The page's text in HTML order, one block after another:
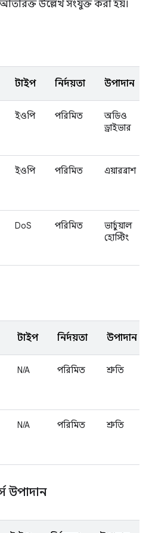
উল্লেখ সংযুক্ত করা হয়।
টাইপ নির্দয়তা উপাদান
ইওপি পরিমিত
অডিও
ড্রাইভার
ইওপি পরিমিত এয়ারব্রাশ
DoS পরিমিত
ভার্চুয়াল
হোস্টিং
টাইপ নির্দয়তা উপাদান
N/A পরিমিত শ্রুতি
N/A পরিমিত শ্রুতি
উপাদান